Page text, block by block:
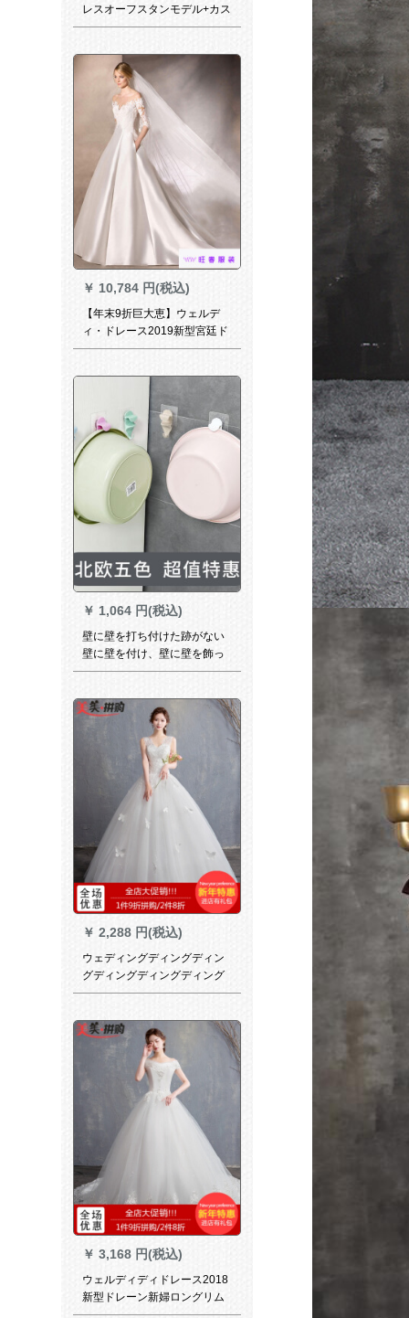
レスオーフスタンモデル+カス
タム1.5 mヘッダS
￥ 10,784 円(税込)
【年末9折巨大恵】ウェルデ
ィ・ドレース2019新型宮廷ド
レン・ストーンのサテン面オ
ンウエディングTIKTOK同じる
￥ 1,064 円(税込)
壁に壁を打ち付けた跡がない
壁に壁を付け、壁に壁を飾っ
て、壁に壁を掛けて、ウェデ
￥ 2,288 円(税込)
ウェディングディングディン
グディングディングディング
ドレス2018新春冬新婦結婚双
ドレス女性蘇州虎丘シングル
ウェディングXL
￥ 3,168 円(税込)
ウェルディディドレース2018
新型ドレーン新婦ロングリム
王女ドリームオフショルダー